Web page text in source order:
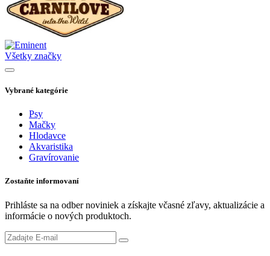
Všetky značky
Vybrané kategórie
Psy
Mačky
Hlodavce
Akvaristika
Gravírovanie
Zostaňte informovaní
Prihláste sa na odber noviniek a získajte včasné zľavy, aktualizácie a
informácie o nových produktoch.